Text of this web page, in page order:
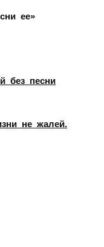
ее»
без песни
не жалей.